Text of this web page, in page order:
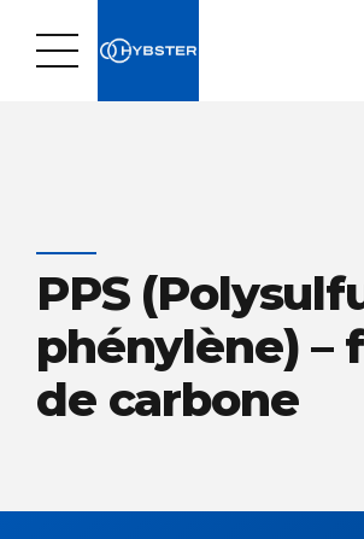
PPS
phénylène) –
de carbone